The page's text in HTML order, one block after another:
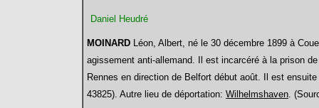
Daniel Heudré
MOINARD Léon, Albert, né le 30 décembre 1899 à
agissement anti-allemand. Il est incarcéré à la prison
Rennes en direction de Belfort début août. Il est
43825). Autre lieu de déportation: Wilhelmshaven .